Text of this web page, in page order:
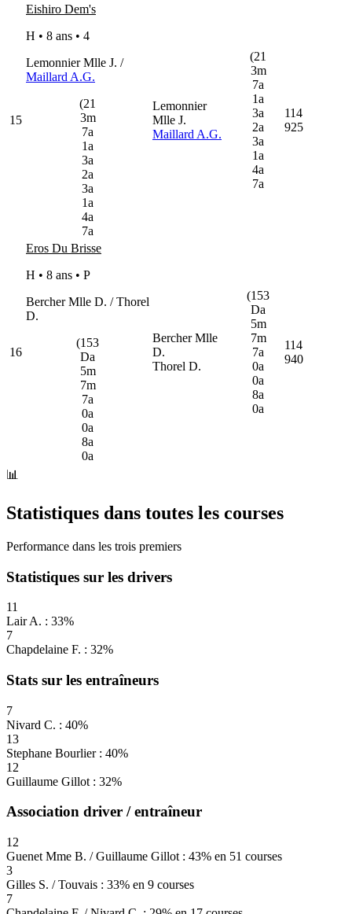
15
Eishiro Dem's
H • 8 ans • 4
Lemonnier Mlle J. /
Maillard A.G.
(21
3m
7a
1a
3a
2a
3a
1a
4a
7a
Lemonnier
Mlle J.
Maillard A.G.
(21
3m
7a
1a
3a
2a
3a
1a
4a
7a
114
925
16
Eros Du Brisse
H • 8 ans • P
Bercher Mlle D. / Thorel
D.
(153
Da
5m
7m
7a
0a
0a
8a
0a
Bercher Mlle
D.
Thorel D.
(153
Da
5m
7m
7a
0a
0a
8a
0a
114
940
📊
Statistiques dans toutes les courses
Performance dans les trois premiers
Statistiques sur les drivers
11
Lair A. : 33%
7
Chapdelaine F. : 32%
Stats sur les entraîneurs
7
Nivard C. : 40%
13
Stephane Bourlier : 40%
12
Guillaume Gillot : 32%
Association driver / entraîneur
12
Guenet Mme B. / Guillaume Gillot : 43% en 51 courses
3
Gilles S. / Touvais : 33% en 9 courses
7